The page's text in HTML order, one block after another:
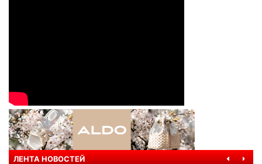
ЛЕНТА НОВОСТЕЙ